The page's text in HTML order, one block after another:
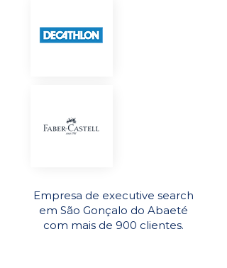
Empresa de executive search
em São Gonçalo do Abaeté
com mais de 900 clientes.